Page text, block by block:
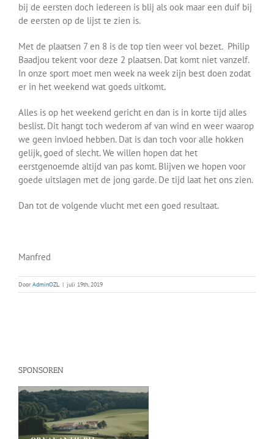
bij de eersten doch iedereen is blij als ook maar een duif bij
de eersten op de lijst te zien is.
Met de plaatsen 7 en 8 is de top tien weer vol bezet. Philip
Baadjou tekent voor deze 2 plaatsen. Dat komt niet vanzelf.
In onze sport moet men week na week zijn best doen zodat
er in het weekend wat goeds uitkomt.
Alles is op het weekend gericht en dan is in korte tijd alles
beslist. Dit hangt toch wederom af van wind en weer waarop
we geen invloed hebben. Dat is dan toch voor alle hokken
gelijk, goed of slecht. We willen hopen dat het
eerstgenoemde altijd van pas komt. Blijven we hopen voor
goede uitslagen met de jong garde. De tijd laat het ons zien.
Dan tot de volgende vlucht met een goed resultaat.
Manfred
DoorAdminOZL | juli 19th, 2019
SPONSOREN